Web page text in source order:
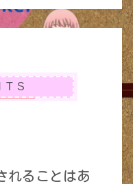
れることはあ